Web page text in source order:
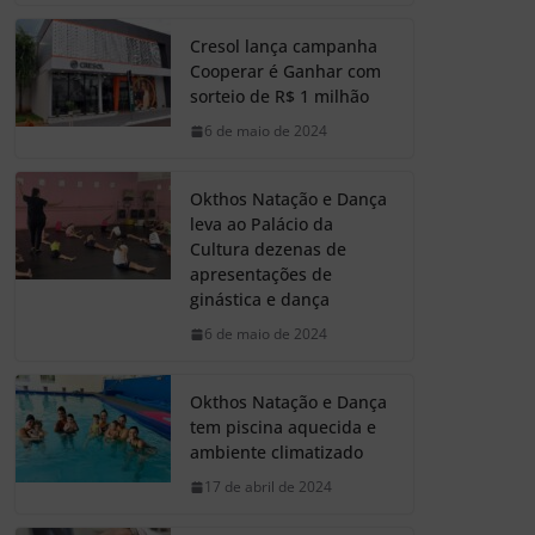
Cresol lança campanha
Cooperar é Ganhar com
sorteio de R$ 1 milhão
6 de maio de 2024
Okthos Natação e Dança
leva ao Palácio da
Cultura dezenas de
apresentações de
ginástica e dança
6 de maio de 2024
Okthos Natação e Dança
tem piscina aquecida e
ambiente climatizado
17 de abril de 2024